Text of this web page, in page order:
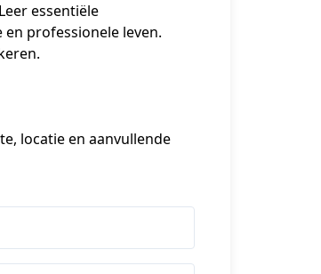
essentiële
professionele leven.
locatie en aanvullende